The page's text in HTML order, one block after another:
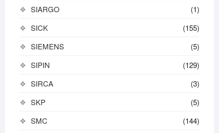
SIARGO
(1)
SICK
(155)
SIEMENS
(5)
SIPIN
(129)
SIRCA
(3)
SKP
(5)
SMC
(144)